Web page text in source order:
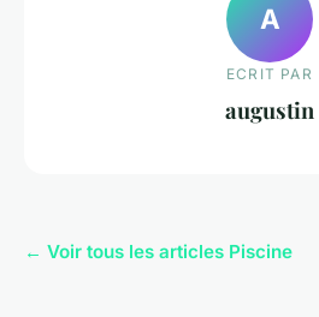
A
ECRIT PAR
augustin
← Voir tous les articles Piscine